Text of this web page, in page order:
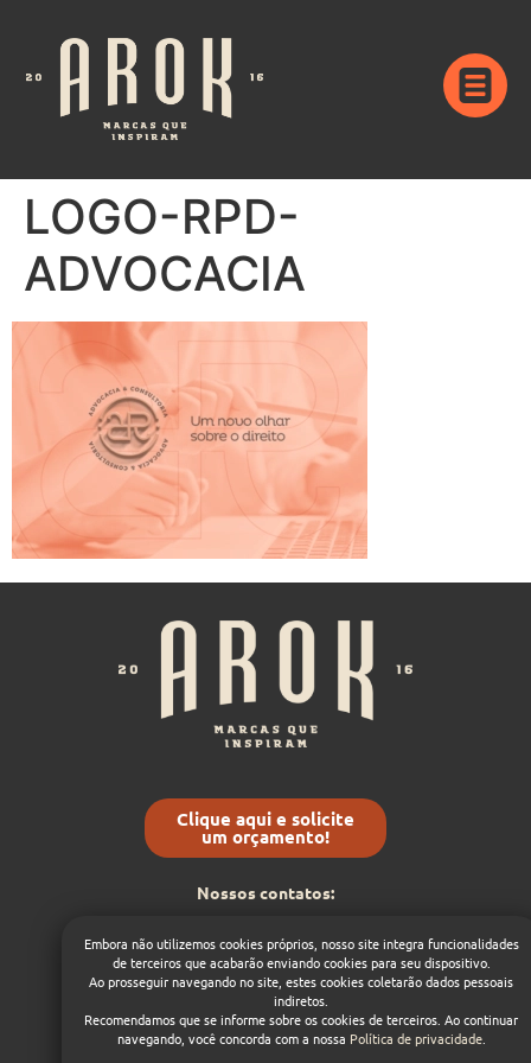
LOGO-RPD-
ADVOCACIA
Clique aqui e solicite
um orçamento!
Nossos contatos:
contato@arok.com.br
Dá um like nas nossasredes sociais:
Embora não utilizemos cookies próprios, nosso site integra funcionalidades
de terceiros que acabarão enviando cookies para seu dispositivo.
Ao prosseguir navegando no site, estes cookies coletarão dados pessoais
indiretos.
Recomendamos que se informe sobre os cookies de terceiros. Ao continuar
navegando, você concorda com a nossa Política de privacidade.